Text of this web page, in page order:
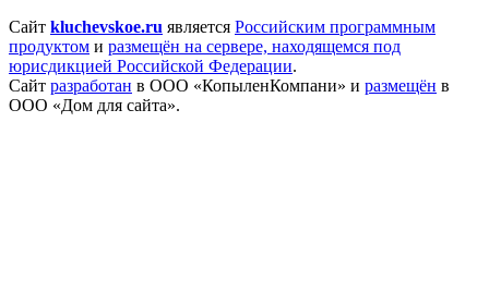
Сайт kluchevskoe.ru является Российским программным
продуктом и размещён на сервере, находящемся под
юрисдикцией Российской Федерации.
Сайт разработан в ООО «КопыленКомпани» и размещён в
ООО «Дом для сайта».